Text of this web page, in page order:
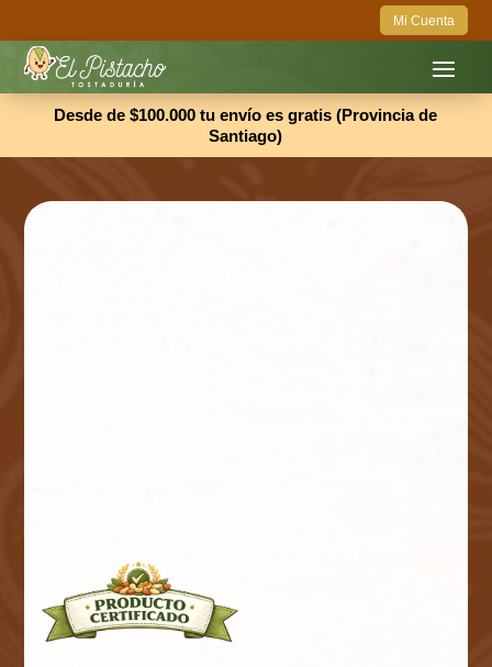
Mi Cuenta
Desde de $100.000 tu envío es gratis (Provincia de
Santiago)